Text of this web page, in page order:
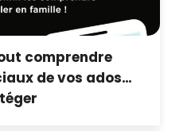
comprendre
de vos ados…